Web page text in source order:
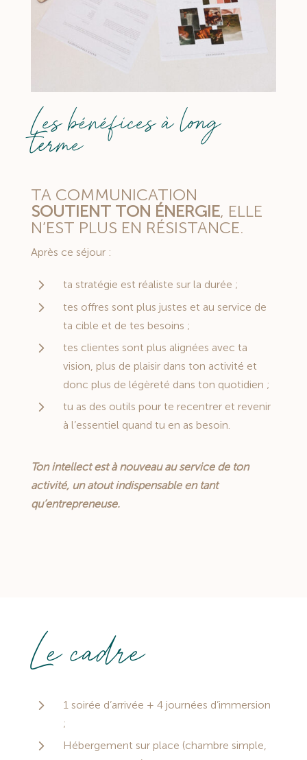
Les bénéfices à long
terme
TA COMMUNICATION
SOUTIENT TON ÉNERGIE, ELLE
N’EST PLUS EN RÉSISTANCE.
Après ce séjour :
5 ta stratégie est réaliste sur la durée ;
5
tes offres sont plus justes et au service de
ta cible et de tes besoins ;
5
tes clientes sont plus alignées avec ta
vision, plus de plaisir dans ton activité et
donc plus de légèreté dans ton quotidien ;
5
tu as des outils pour te recentrer et revenir
à l’essentiel quand tu en as besoin.
Ton intellectest à nouveauau service de ton
activité, un atout indispensable en tant
qu’entrepreneuse.
Le cadre
5
1 soirée d’arrivée + 4 journées d’immersion
;
5
Hébergement sur place (chambre simple,